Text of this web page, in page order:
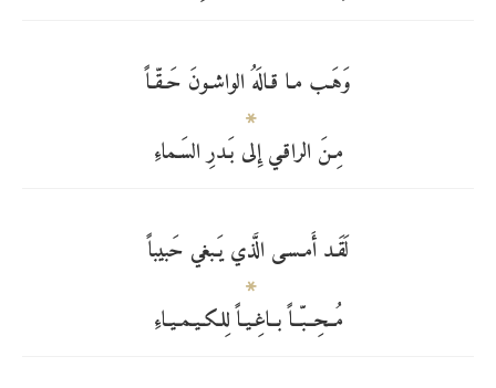
وَهَـب مـا قـالَهُ الواشـونَ حَـقّـاً
مِـنَ الراقـي إِلى بَـدرِ السَـماءِ
لَقَـد أَمـسـى الَّذي يَـبغي حَبيباً
مُــحِــبّــاً بــاغِـيـاً لِلكـيـمـيـاءِ